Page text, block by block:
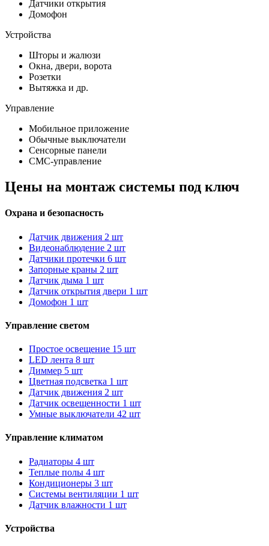
Датчики открытия
Домофон
Устройства
Шторы и жалюзи
Окна, двери, ворота
Розетки
Вытяжка и др.
Управление
Мобильное приложение
Обычные выключатели
Сенсорные панели
СМС-управление
Цены на монтаж системы под ключ
Охрана и безопасность
Датчик движения 2 шт
Видеонаблюдение 2 шт
Датчики протечки 6 шт
Запорные краны 2 шт
Датчик дыма 1 шт
Датчик открытия двери 1 шт
Домофон 1 шт
Управление светом
Простое освещение 15 шт
LED лента 8 шт
Диммер 5 шт
Цветная подсветка 1 шт
Датчик движения 2 шт
Датчик освещенности 1 шт
Умные выключатели 42 шт
Управление климатом
Радиаторы 4 шт
Теплые полы 4 шт
Кондиционеры 3 шт
Системы вентиляции 1 шт
Датчик влажности 1 шт
Устройства